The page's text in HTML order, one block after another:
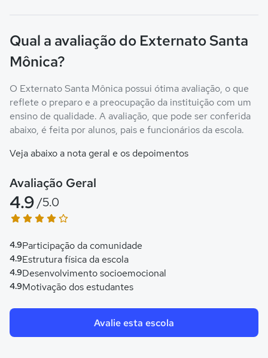
Qual a avaliação do Externato Santa
Mônica?
O Externato Santa Mônica possui ótima avaliação, o que
reflete o preparo e a preocupação da instituição com um
ensino de qualidade. A avaliação, que pode ser conferida
abaixo, é feita por alunos, pais e funcionários da escola.
Veja abaixo a nota geral e os depoimentos
Avaliação Geral
4.9 /5.0
4.9Participação da comunidade
4.9Estrutura física da escola
4.9Desenvolvimento socioemocional
4.9Motivação dos estudantes
Avalie esta escola